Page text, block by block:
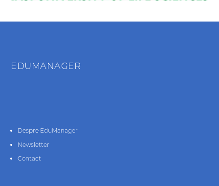
EDUMANAGER
Despre EduManager
Newsletter
Contact